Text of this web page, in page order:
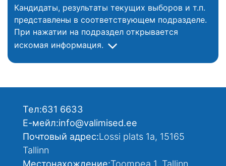
Кандидаты, результаты текущих выборов и т.п.
представлены в соответствующем подразделе.
При нажатии на подраздел открывается
искомая информация.
Тел:631 6633
Е-мейл:info@valimised.ee
Почтовый адрес:Lossi plats 1a, 15165
Tallinn
Местонахождение:Toompea 1, Tallinn